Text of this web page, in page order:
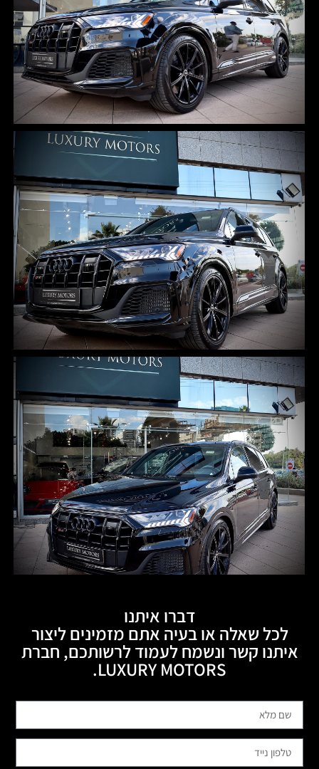
דברו איתנו
לכל שאלה או בעיה אתם מזמינים ליצור
איתנו קשר ונשמח לעמוד לרשותכם, חברת
LUXURY MOTORS.